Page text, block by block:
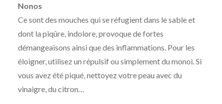
Nonos
Ce sont des mouches qui se réfugient dans le sable et
dont la piqûre, indolore, provoque de fortes
démangeaisons ainsi que des inflammations. Pour les
éloigner, utilisez un répulsif ou simplement du monoi. Si
vous avez été piqué, nettoyez votre peau avec du
vinaigre, du citron…